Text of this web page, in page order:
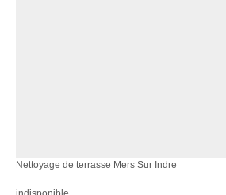
Nettoyage de terrasse Mers Sur Indre